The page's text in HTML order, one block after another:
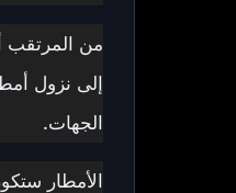
إلى نزول
الجهات.
الأمطار